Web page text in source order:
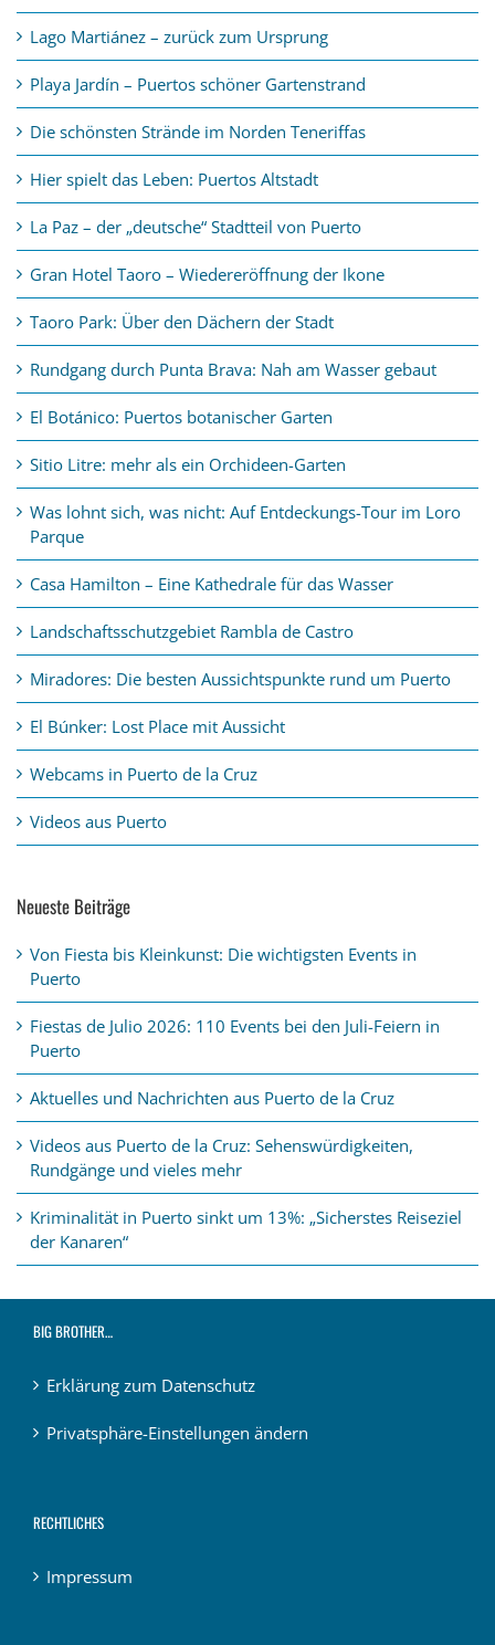
Lago Martiánez – zurück zum Ursprung
Playa Jardín – Puertos schöner Gartenstrand
Die schönsten Strände im Norden Teneriffas
Hier spielt das Leben: Puertos Altstadt
La Paz – der „deutsche“ Stadtteil von Puerto
Gran Hotel Taoro – Wiedereröffnung der Ikone
Taoro Park: Über den Dächern der Stadt
Rundgang durch Punta Brava: Nah am Wasser gebaut
El Botánico: Puertos botanischer Garten
Sitio Litre: mehr als ein Orchideen-Garten
Was lohnt sich, was nicht: Auf Entdeckungs-Tour im Loro
Parque
Casa Hamilton – Eine Kathedrale für das Wasser
Landschaftsschutzgebiet Rambla de Castro
Miradores: Die besten Aussichtspunkte rund um Puerto
El Búnker: Lost Place mit Aussicht
Webcams in Puerto de la Cruz
Videos aus Puerto
Neueste Beiträge
Von Fiesta bis Kleinkunst: Die wichtigsten Events in
Puerto
Fiestas de Julio 2026: 110 Events bei den Juli-Feiern in
Puerto
Aktuelles und Nachrichten aus Puerto de la Cruz
Videos aus Puerto de la Cruz: Sehenswürdigkeiten,
Rundgänge und vieles mehr
Kriminalität in Puerto sinkt um 13%: „Sicherstes Reiseziel
der Kanaren“
BIG BROTHER…
Erklärung zum Datenschutz
Privatsphäre-Einstellungen ändern
RECHTLICHES
Impressum